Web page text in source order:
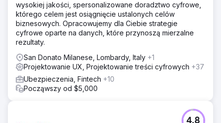
wysokiej jakości, spersonalizowane doradztwo cyfrowe,
którego celem jest osiągnięcie ustalonych celów
biznesowych. Opracowujemy dla Ciebie strategie
cyfrowe oparte na danych, które przynoszą mierzalne
rezultaty.
San Donato Milanese, Lombardy, Italy +1
Projektowanie UX, Projektowanie treści cyfrowych +37
Ubezpieczenia, Fintech +10
Począwszy od $5,000